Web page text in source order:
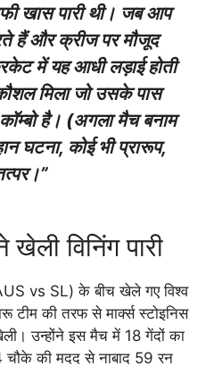
खास पारी थी। जब आप
हैं और क्रीज पर मौजूद
में यह आधी लड़ाई होती
मिला जो उसके पास
है। (अगला मैच बनाम
घटना, कोई भी प्रारूप,
खेली विनिंग पारी
vs SL) के बीच खेले गए विश्व
की तरफ से मार्क्स स्टोइनिस
उन्होंने इस मैच में 18 गेंदों का
की मदद से नाबाद 59 रन